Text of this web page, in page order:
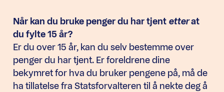
Når kan du bruke penger du har tjent etterat
du fylte 15 år?
Er du over 15 år, kan du selv bestemme over
penger du har tjent. Er foreldrene dine
bekymret for hva du bruker pengene på, må de
ha tillatelse fra Statsforvalteren til å nekte deg å